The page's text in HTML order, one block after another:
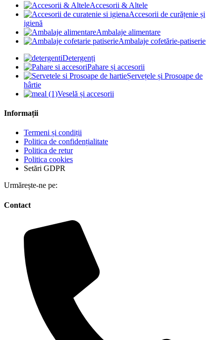
Accesorii & Altele
Accesorii de curățenie și
igienă
Ambalaje alimentare
Ambalaje cofetărie-patiserie
Detergenți
Pahare și accesorii
Șervețele și Prosoape de
hârtie
Veselă și accesorii
Informații
Termeni și condiții
Politica de confidențialitate
Politica de retur
Politica cookies
Setări GDPR
Urmărește-ne pe:
Contact